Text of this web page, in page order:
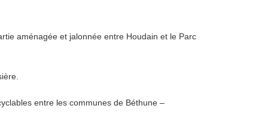
aménagée et jalonnée entre Houdain et le Parc
entre les communes de Béthune –